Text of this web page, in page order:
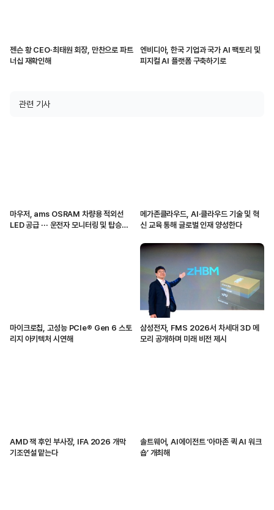
젠슨 황 CEO·최태원 회장, 만찬으로 파트
너십 재확인해
엔비디아, 한국 기업과 국가 AI 팩토리 및
피지컬 AI 플랫폼 구축하기로
관련 기사
마우저, ams OSRAM 차량용 적외선
LED 공급 ··· 운전자 모니터링 및 탑승자
메가존클라우드, AI·클라우드 기술 및 혁
신 교육 통해 글로벌 인재 양성한다
마이크로칩, 고성능 PCIe® Gen 6 스토
리지 아키텍처 시연해
삼성전자, FMS 2026서 차세대 3D 메
모리 공개하며 미래 비전 제시
AMD 잭 후인 부사장, IFA 2026 개막
기조연설 맡는다
솔트웨어, AI에이전트 ‘아마존 퀵 AI 워크
숍’ 개최해